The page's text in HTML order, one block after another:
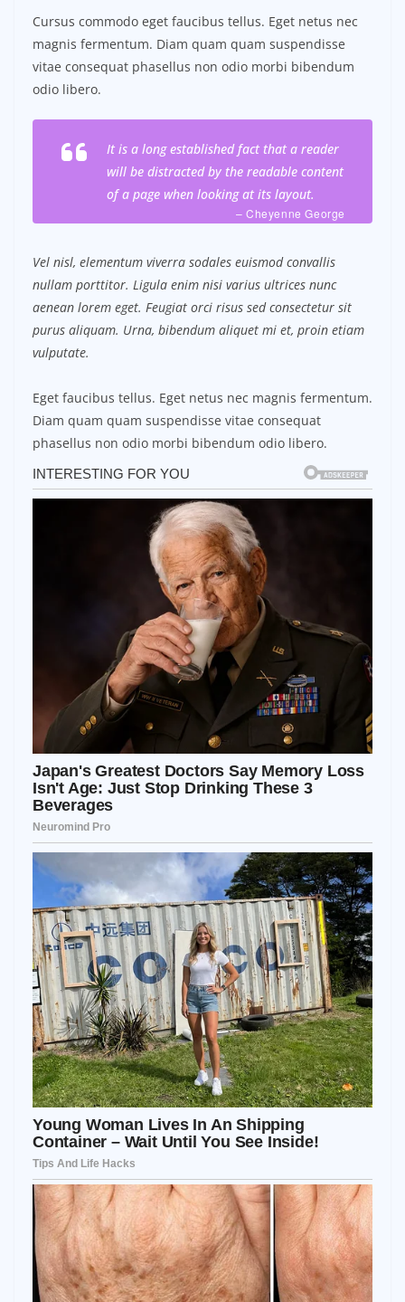
Cursus commodo eget faucibus tellus. Eget netus nec
magnis fermentum. Diam quam quam suspendisse
vitae consequat phasellus non odio morbi bibendum
odio libero.
It is a long established fact that a reader
will be distracted by the readable content
of a page when looking at its layout.
– Cheyenne George
Vel nisl, elementum viverra sodales euismod convallis
nullam porttitor. Ligula enim nisi varius ultrices nunc
aenean lorem eget. Feugiat orci risus sed consectetur sit
purus aliquam. Urna, bibendum aliquet mi et, proin etiam
vulputate.
Eget faucibus tellus. Eget netus nec magnis fermentum.
Diam quam quam suspendisse vitae consequat
phasellus non odio morbi bibendum odio libero.